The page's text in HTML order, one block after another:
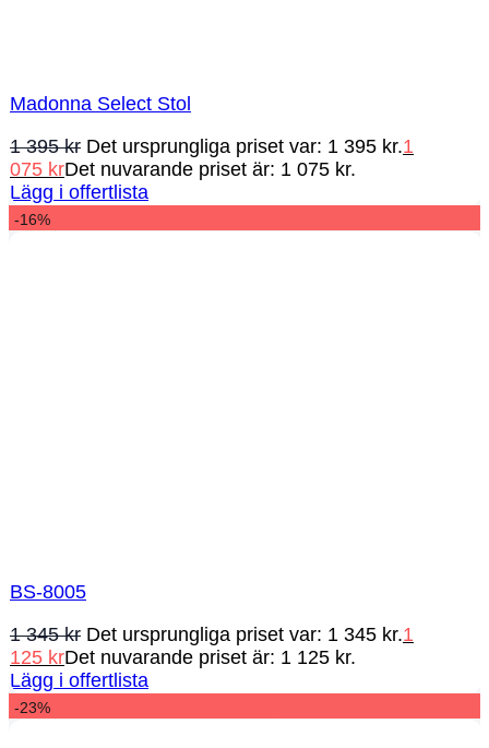
Madonna Select Stol
1 395kr Det ursprungliga priset var: 1 395 kr.1
075 krDet nuvarande priset är: 1 075 kr.
Lägg i offertlista
-16%
BS-8005
1 345kr Det ursprungliga priset var: 1 345 kr.1
125 krDet nuvarande priset är: 1 125 kr.
Lägg i offertlista
-23%